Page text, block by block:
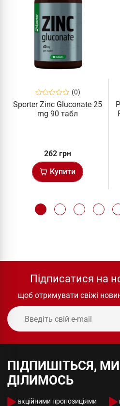
(0)
Sporter Zinc Gluconate 25
mg 90 табл
262 грн
Купити
Підписатися на
щоб отримувати свіжі
ПІДПИШІТЬСЯ,
ДІЛИМОСЬ
акційними пропозиціями